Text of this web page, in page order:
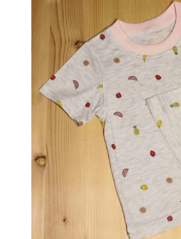
4
990 Ft